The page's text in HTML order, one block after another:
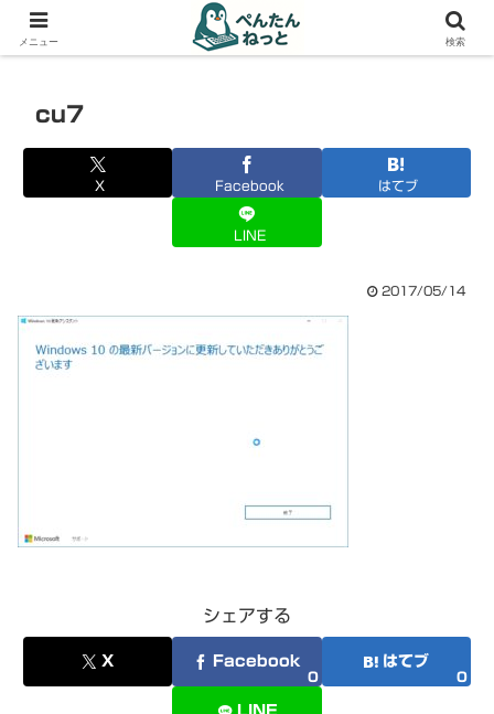
PCやガジェットの備忘録
cu7
X Facebook はてブ
LINE
2017/05/14
シェアする
X Facebook
0
はてブ
0
LINE
メニュー 検索